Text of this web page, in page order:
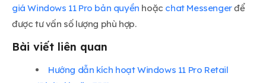
giá Windows 11 Pro bản quyền hoặc chat Messengerđể
được tư vấn số lượng phù hợp.
Bài viết liên quan
Hướng dẫn kích hoạt Windows 11 Pro Retail